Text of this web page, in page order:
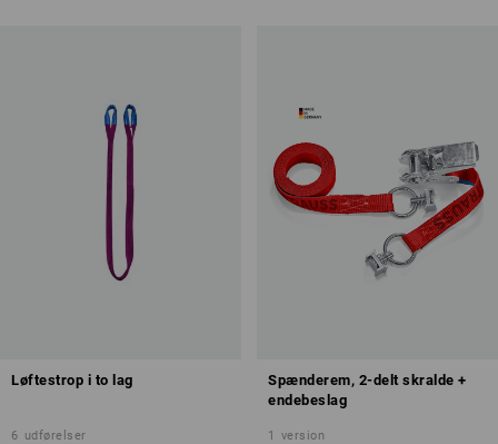
Løftestrop i to lag
6 udførelser
Spænderem, 2-delt skralde +
endebeslag
1 version